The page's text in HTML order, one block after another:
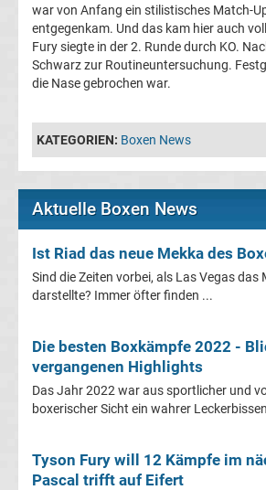
League
Ergebnisse
League
Erg.
League
Formel
1
Rennkalender
war von Anfang ein stilistisches Match-
entgegenkam. Und das kam hier auch
Fury siegte in der 2. Runde durch KO.
Schwarz zur Routineuntersuchung.
die Nase gebrochen war.
KATEGORIEN: Boxen News
Aktuelle Boxen News
Ist Riad das neue Mekka des
Sind die Zeiten vorbei, als Las Vegas das
darstellte? Immer öfter finden ...
Die besten Boxkämpfe 2022 -
vergangenen Highlights
Das Jahr 2022 war aus sportlicher und
boxerischer Sicht ein wahrer
Tyson Fury will 12 Kämpfe im
Pascal trifft auf Eifert